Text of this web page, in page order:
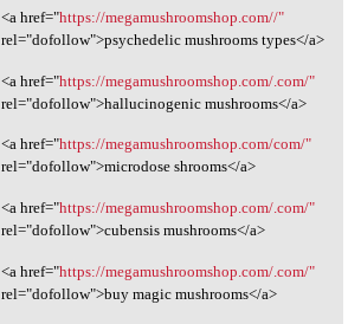
<a href="https://megamushroomshop.com//"
rel="dofollow">psychedelic mushrooms types</a>
<a href="https://megamushroomshop.com/.com/"
rel="dofollow">hallucinogenic mushrooms</a>
<a href="https://megamushroomshop.com/com/"
rel="dofollow">microdose shrooms</a>
<a href="https://megamushroomshop.com/.com/"
rel="dofollow">cubensis mushrooms</a>
<a href="https://megamushroomshop.com/.com/"
rel="dofollow">buy magic mushrooms</a>